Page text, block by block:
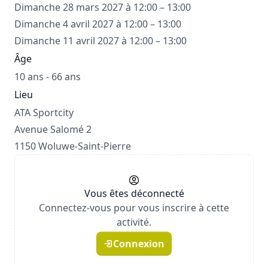
Dimanche 28 mars 2027 à 12:00 – 13:00
Dimanche 4 avril 2027 à 12:00 – 13:00
Dimanche 11 avril 2027 à 12:00 – 13:00
Âge
10 ans - 66 ans
Lieu
ATA Sportcity
Avenue Salomé 2
1150 Woluwe-Saint-Pierre
Vous êtes déconnecté
Connectez-vous pour vous inscrire à cette
activité.
Connexion